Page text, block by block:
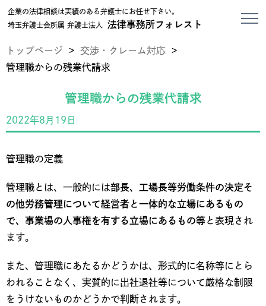
企業の法律相談は実績のある弁護士にお任せ下さい。
埼玉弁護士会所属 弁護士法人
法律事務所フォレスト
トップページ > 交渉・クレーム対応
>
管理職からの残業代請求
管理職からの残業代請求
2022年8月19日
管理職の定義
管理職とは、一般的には部長、工場長等労働条件の決定そ
の他労務管理について経営者と一体的な立場にあるもの
で、事業場の人事権を有する立場にあるもの等と表現され
ます。
また、管理職にあたるかどうかは、形式的に名称等にとら
われることなく、実質的に出社退社等について厳格な制限
をうけないものかどうかで判断されます。